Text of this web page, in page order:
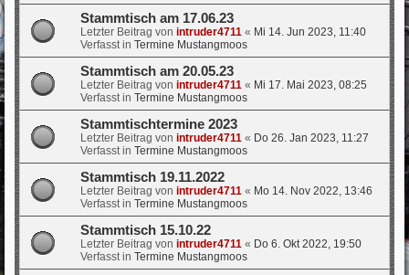
Stammtisch am 17.06.23
Letzter Beitrag von intruder4711 « Mi 14. Jun 2023, 11:40
Verfasst in Termine Mustangmoos
Stammtisch am 20.05.23
Letzter Beitrag von intruder4711 « Mi 17. Mai 2023, 08:25
Verfasst in Termine Mustangmoos
Stammtischtermine 2023
Letzter Beitrag von intruder4711 « Do 26. Jan 2023, 11:27
Verfasst in Termine Mustangmoos
Stammtisch 19.11.2022
Letzter Beitrag von intruder4711 « Mo 14. Nov 2022, 13:46
Verfasst in Termine Mustangmoos
Stammtisch 15.10.22
Letzter Beitrag von intruder4711 « Do 6. Okt 2022, 19:50
Verfasst in Termine Mustangmoos